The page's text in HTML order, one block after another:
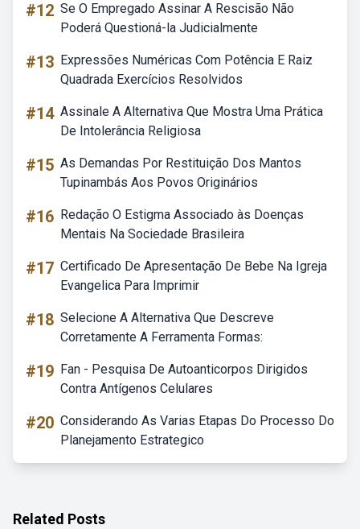
#12 Se O Empregado Assinar A Rescisão Não
Poderá Questioná-la Judicialmente
#13 Expressões Numéricas Com Potência E Raiz
Quadrada Exercícios Resolvidos
#14 Assinale A Alternativa Que Mostra Uma Prática
De Intolerância Religiosa
#15 As Demandas Por Restituição Dos Mantos
Tupinambás Aos Povos Originários
#16 Redação O Estigma Associado às Doenças
Mentais Na Sociedade Brasileira
#17 Certificado De Apresentação De Bebe Na Igreja
Evangelica Para Imprimir
#18 Selecione A Alternativa Que Descreve
Corretamente A Ferramenta Formas:
#19 Fan - Pesquisa De Autoanticorpos Dirigidos
Contra Antígenos Celulares
#20 Considerando As Varias Etapas Do Processo Do
Planejamento Estrategico
Related Posts